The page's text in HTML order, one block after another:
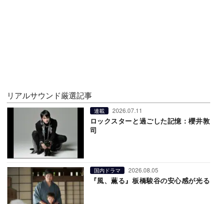
リアルサウンド厳選記事
連載 2026.07.11
ロックスターと過ごした記憶：櫻井敦
司
国内ドラマ 2026.08.05
『風、薫る』板橋駿谷の安心感が光る